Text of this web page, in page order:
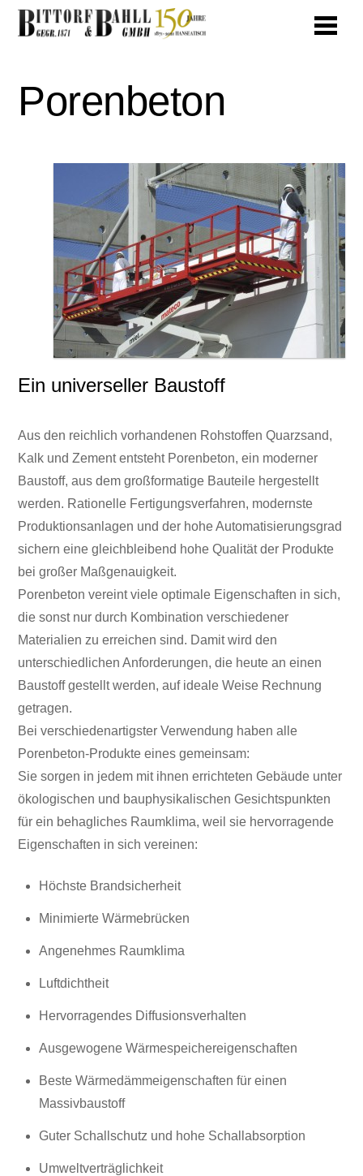
Porenbeton
Ein universeller Baustoff
Aus den reichlich vorhandenen Rohstoffen Quarzsand,
Kalk und Zement entsteht Porenbeton, ein moderner
Baustoff, aus dem großformatige Bauteile hergestellt
werden. Rationelle Fertigungsverfahren, modernste
Produktionsanlagen und der hohe Automatisierungsgrad
sichern eine gleichbleibend hohe Qualität der Produkte
bei großer Maßgenauigkeit.
Porenbeton vereint viele optimale Eigenschaften in sich,
die sonst nur durch Kombination verschiedener
Materialien zu erreichen sind. Damit wird den
unterschiedlichen Anforderungen, die heute an einen
Baustoff gestellt werden, auf ideale Weise Rechnung
getragen.
Bei verschiedenartigster Verwendung haben alle
Porenbeton-Produkte eines gemeinsam:
Sie sorgen in jedem mit ihnen errichteten Gebäude unter
ökologischen und bauphysikalischen Gesichtspunkten
für ein behagliches Raumklima, weil sie hervorragende
Eigenschaften in sich vereinen:
Höchste Brandsicherheit
Minimierte Wärmebrücken
Angenehmes Raumklima
Luftdichtheit
Hervorragendes Diffusionsverhalten
Ausgewogene Wärmespeichereigenschaften
Beste Wärmedämmeigenschaften für einen
Massivbaustoff
Guter Schallschutz und hohe Schallabsorption
Umweltverträglichkeit